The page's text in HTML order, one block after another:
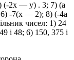
(-2х — у) . 3; 7) (a
-7(x — 2); 8) (-4a
чисел: 1) 24
i 48; 6) 150, 375 i